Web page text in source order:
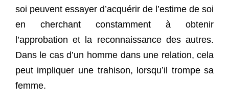
soi peuvent essayer d’acquérir de l’estime de soi
en cherchant constamment à obtenir
l’approbation et la reconnaissance des autres.
Dans le cas d’un homme dans une relation, cela
peut impliquer une trahison, lorsqu’il trompe sa
femme.